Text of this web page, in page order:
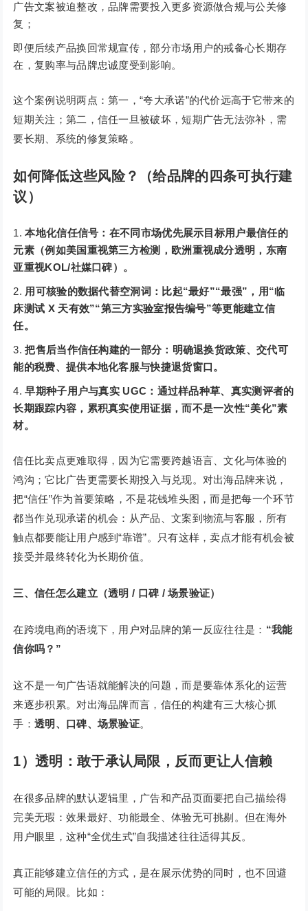
广告文案被迫整改，品牌需要投入更多资源做合规与公关修
复；
即便后续产品换回常规宣传，部分市场用户的戒备心长期存
在，复购率与品牌忠诚度受到影响。
这个案例说明两点：第一，“夸大承诺”的代价远高于它带来的
短期关注；第二，信任一旦被破坏，短期广告无法弥补，需
要长期、系统的修复策略。
如何降低这些风险？（给品牌的四条可执行建
议）
本地化信任信号：在不同市场优先展示目标用户最信任的
元素（例如美国重视第三方检测，欧洲重视成分透明，东南
亚重视KOL/社媒口碑）。
用可核验的数据代替空洞词：比起“最好”“最强”，用“临
床测试 X 天有效”“第三方实验室报告编号”等更能建立信
任。
把售后当作信任构建的一部分：明确退换货政策、交代可
能的税费、提供本地化客服与快捷退货窗口。
早期种子用户与真实 UGC：通过样品种草、真实测评者的
长期跟踪内容，累积真实使用证据，而不是一次性“美化”素
材。
信任比卖点更难取得，因为它需要跨越语言、文化与体验的
鸿沟；它比广告更需要长期投入与兑现。对出海品牌来说，
把“信任”作为首要策略，不是花钱堆头图，而是把每一个环节
都当作兑现承诺的机会：从产品、文案到物流与客服，所有
触点都要能让用户感到“靠谱”。只有这样，卖点才能有机会被
接受并最终转化为长期价值。
三、信任怎么建立（透明 / 口碑 / 场景验证）
在跨境电商的语境下，用户对品牌的第一反应往往是： “我能
信你吗？”
这不是一句广告语就能解决的问题，而是要靠体系化的运营
来逐步积累。对出海品牌而言，信任的构建有三大核心抓
手：透明、口碑、场景验证。
1）透明：敢于承认局限，反而更让人信赖
在很多品牌的默认逻辑里，广告和产品页面要把自己描绘得
完美无瑕：效果最好、功能最全、体验无可挑剔。但在海外
用户眼里，这种“全优生式”自我描述往往适得其反。
真正能够建立信任的方式，是在展示优势的同时，也不回避
可能的局限。比如：